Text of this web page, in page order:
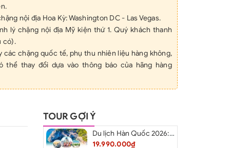
nội địa Hoa Kỳ: Washington DC - Las Vegas.
lý chặng nội địa Mỹ kiện thứ 1. Quý khách thanh
có).
các chặng quốc tế, phụ thu nhiên liệu hàng không,
thể thay đổi dựa vào thông báo của hãng hàng
sạn 3-4* tại Mỹ, Canada theo tiêu chuẩn, 2 người
1.4m hoặc khách đồng ý đóng thêm tiền để ở
đảm bảo giá phòng không tăng và thuận tiện cho
phần các khách sạn đều cách xa trung tâm từ 10-
TOUR GỢI Ý
Du lịch Hàn Quốc 2026: Hà Nội – Busan – Seoul – Starfiled – Lotte Worf
19.990.000₫